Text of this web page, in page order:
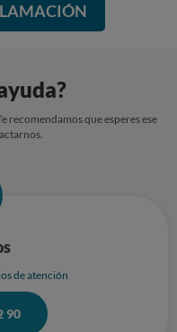
recomendamos que esperes ese
de atención
90